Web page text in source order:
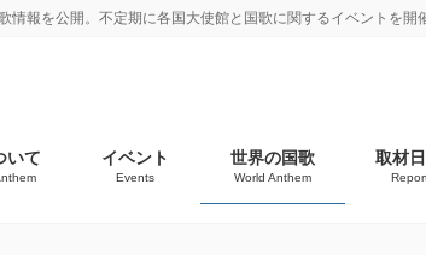
報を公開。不定期に各国大使館と国歌に関するイベントを開
いて イベント
Events
世界の国歌
World Anthem
取材